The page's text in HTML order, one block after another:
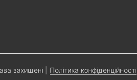
захищені Політика конфіденційності